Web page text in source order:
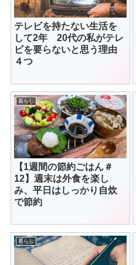
テレビを持たない生活を
して2年 20代の私がテレ
ビを要らないと思う理由
４つ
暮らし
【1週間の節約ごはん＃
12】週末は外食を楽し
み、平日はしっかり自炊
で節約
暮らし